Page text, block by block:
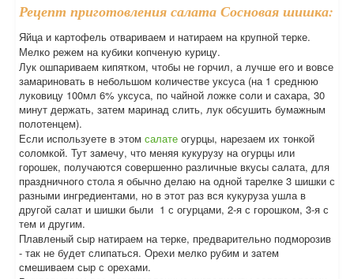
Рецепт приготовления салата Сосновая шишка:
Яйца и картофель отвариваем и натираем на крупной терке.
Мелко режем на кубики копченую курицу.
Лук ошпариваем кипятком, чтобы не горчил, а лучше его и вовсе
замариновать в небольшом количестве уксуса (на 1 среднюю
луковицу 100мл 6% уксуса, по чайной ложке соли и сахара, 30
минут держать, затем маринад слить, лук обсушить бумажным
полотенцем).
Если используете в этом салате огурцы, нарезаем их тонкой
соломкой. Тут замечу, что меняя кукурузу на огурцы или
горошек, получаются совершенно различные вкусы салата, для
праздничного стола я обычно делаю на одной тарелке 3 шишки с
разными ингредиентами, но в этот раз вся кукуруза ушла в
другой салат и шишки были 1 с огурцами, 2-я с горошком, 3-я с
тем и другим.
Плавленый сыр натираем на терке, предварительно подморозив
- так не будет слипаться. Орехи мелко рубим и затем
смешиваем сыр с орехами.